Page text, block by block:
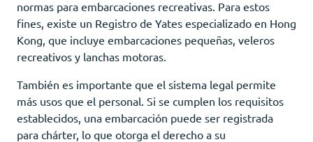
normas para embarcaciones recreativas. Para estos
fines, existe un Registro de Yates especializado en Hong
Kong, que incluye embarcaciones pequeñas, veleros
recreativos y lanchas motoras.
También es importante que el sistema legal permite
más usos que el personal. Si se cumplen los requisitos
establecidos, una embarcación puede ser registrada
para chárter, lo que otorga el derecho a su